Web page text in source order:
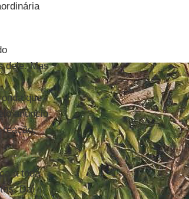
dele. Mas
que
anúncio
reação,
a toda
Daí